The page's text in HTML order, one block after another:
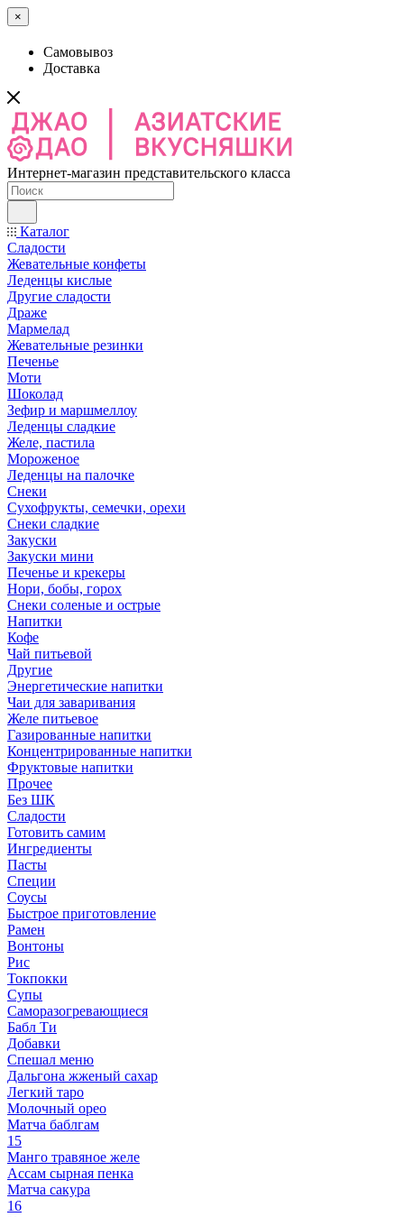
×
Самовывоз
Доставка
Интернет-магазин представительского класса
Каталог
Сладости
Жевательные конфеты
Леденцы кислые
Другие сладости
Драже
Мармелад
Жевательные резинки
Печенье
Моти
Шоколад
Зефир и маршмеллоу
Леденцы сладкие
Желе, пастила
Мороженое
Леденцы на палочке
Снеки
Сухофрукты, семечки, орехи
Снеки сладкие
Закуски
Закуски мини
Печенье и крекеры
Нори, бобы, горох
Снеки соленые и острые
Напитки
Кофе
Чай питьевой
Другие
Энергетические напитки
Чаи для заваривания
Желе питьевое
Газированные напитки
Концентрированные напитки
Фруктовые напитки
Прочее
Без ШК
Сладости
Готовить самим
Ингредиенты
Пасты
Специи
Соусы
Быстрое приготовление
Рамен
Вонтоны
Рис
Токпокки
Супы
Саморазогревающиеся
Бабл Ти
Добавки
Спешал меню
Дальгона жженый сахар
Легкий таро
Молочный орео
Матча баблгам
15
Манго травяное желе
Ассам сырная пенка
Матча сакура
16